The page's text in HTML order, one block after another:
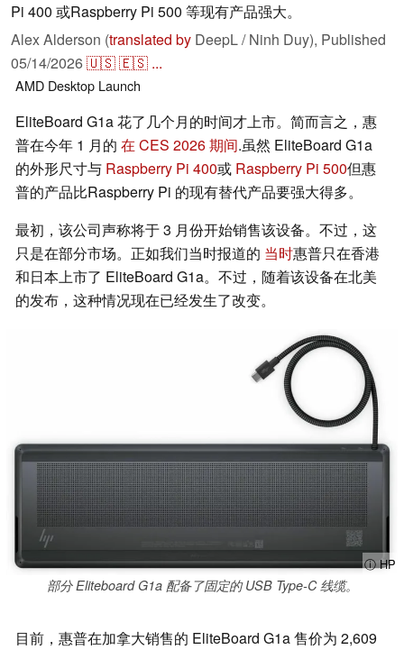
Pi 400 或Raspberry Pi 500 等现有产品强大。
Alex Alderson (translated by DeepL / Ninh Duy), Published
05/14/2026🇺🇸🇪🇸 ...
AMD Desktop Launch
EliteBoard G1a 花了几个月的时间才上市。简而言之，惠
普在今年 1 月的 在 CES 2026 期间.虽然 EliteBoard G1a
的外形尺寸与 Raspberry Pi 400或 Raspberry Pi 500但惠
普的产品比Raspberry Pi 的现有替代产品要强大得多。
最初，该公司声称将于 3 月份开始销售该设备。不过，这
只是在部分市场。正如我们当时报道的 当时惠普只在香港
和日本上市了 EliteBoard G1a。不过，随着该设备在北美
的发布，这种情况现在已经发生了改变。
ⓘ HP
部分 Eliteboard G1a 配备了固定的 USB Type-C 线缆。
目前，惠普在加拿大销售的 EliteBoard G1a 售价为 2,609